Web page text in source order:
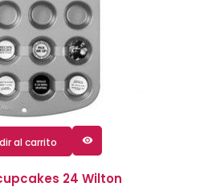
al carrito 
24 Wilton